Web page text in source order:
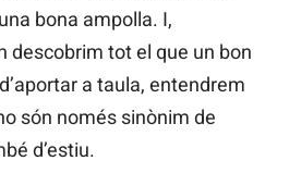
bona ampolla. I,
descobrim tot el que un bon
a taula, entendrem
són només sinònim de
d’estiu.